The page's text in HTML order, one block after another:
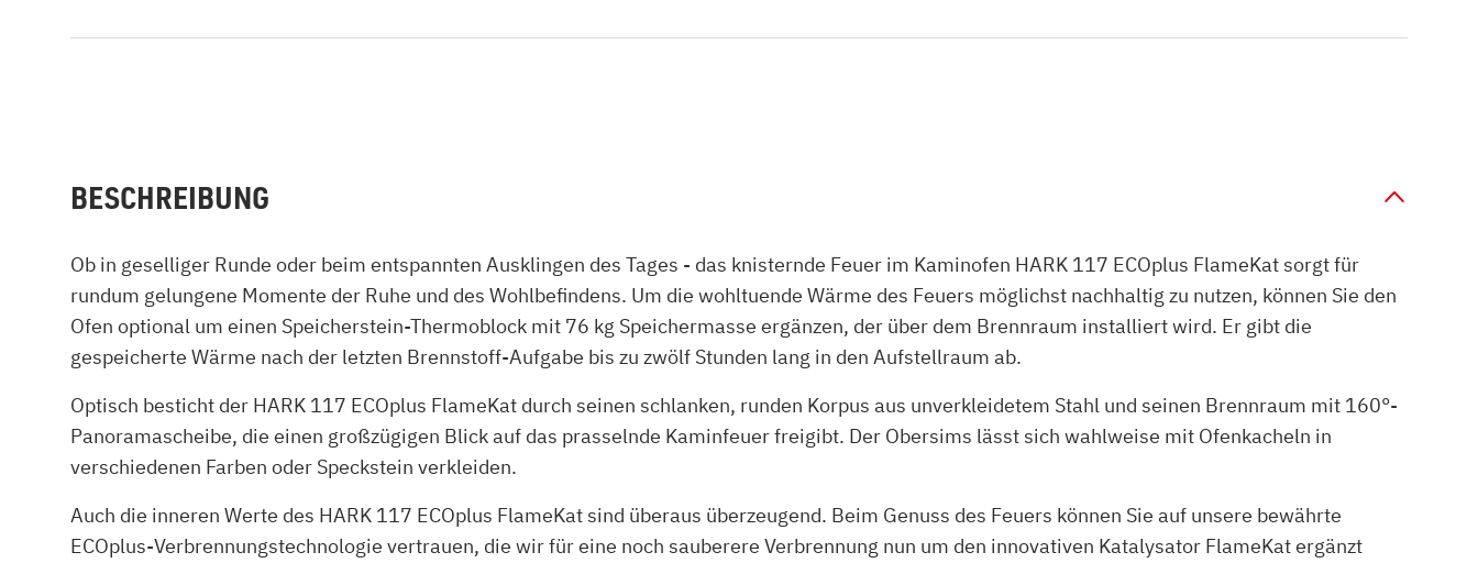
BESCHREIBUNG
Ob in geselliger Runde oder beim entspannten Ausklingen des Tages - das knisternde Feuer im Kaminofen HARK 117 ECOplus FlameKat sorgt für
rundum gelungene Momente der Ruhe und des Wohlbefindens. Um die wohltuende Wärme des Feuers möglichst nachhaltig zu nutzen, können Sie den
Ofen optional um einen Speicherstein-Thermoblock mit 76 kg Speichermasse ergänzen, der über dem Brennraum installiert wird. Er gibt die
gespeicherte Wärme nach der letzten Brennstoff-Aufgabe bis zu zwölf Stunden lang in den Aufstellraum ab.
Optisch besticht der HARK 117 ECOplus FlameKat durch seinen schlanken, runden Korpus aus unverkleidetem Stahl und seinen Brennraum mit 160°-
Panoramascheibe, die einen großzügigen Blick auf das prasselnde Kaminfeuer freigibt. Der Obersims lässt sich wahlweise mit Ofenkacheln in
verschiedenen Farben oder Speckstein verkleiden.
Auch die inneren Werte des HARK 117 ECOplus FlameKat sind überaus überzeugend. Beim Genuss des Feuers können Sie auf unsere bewährte
ECOplus-Verbrennungstechnologie vertrauen, die wir für eine noch sauberere Verbrennung nun um den innovativen Katalysator FlameKat ergänzt